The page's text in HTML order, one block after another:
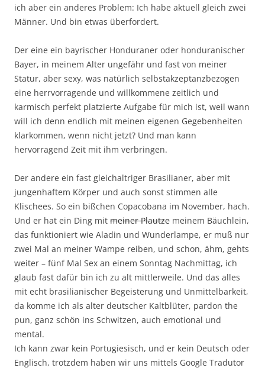
ich aber ein anderes Problem: Ich habe aktuell gleich zwei
Männer. Und bin etwas überfordert.
Der eine ein bayrischer Honduraner oder honduranischer
Bayer, in meinem Alter ungefähr und fast von meiner
Statur, aber sexy, was natürlich selbstakzeptanzbezogen
eine herrvorragende und willkommene zeitlich und
karmisch perfekt platzierte Aufgabe für mich ist, weil wann
will ich denn endlich mit meinen eigenen Gegebenheiten
klarkommen, wenn nicht jetzt? Und man kann
hervorragend Zeit mit ihm verbringen.
Der andere ein fast gleichaltriger Brasilianer, aber mit
jungenhaftem Körper und auch sonst stimmen alle
Klischees. So ein bißchen Copacobana im November, hach.
Und er hat ein Ding mit meiner Plautze meinem Bäuchlein,
das funktioniert wie Aladin und Wunderlampe, er muß nur
zwei Mal an meiner Wampe reiben, und schon, ähm, gehts
weiter – fünf Mal Sex an einem Sonntag Nachmittag, ich
glaub fast dafür bin ich zu alt mittlerweile. Und das alles
mit echt brasilianischer Begeisterung und Unmittelbarkeit,
da komme ich als alter deutscher Kaltblüter, pardon the
pun, ganz schön ins Schwitzen, auch emotional und
mental.
Ich kann zwar kein Portugiesisch, und er kein Deutsch oder
Englisch, trotzdem haben wir uns mittels Google Tradutor